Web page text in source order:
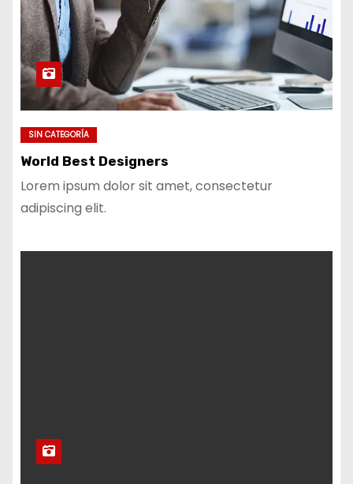
SIN CATEGORÍA
World Best Designers
Lorem ipsum dolor sit amet, consectetur
adipiscing elit.